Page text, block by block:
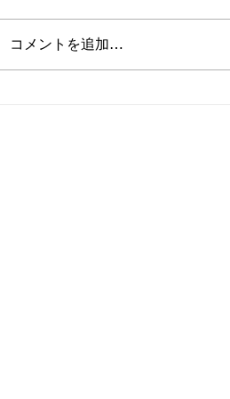
8月のスケジュール
コメントを追加…